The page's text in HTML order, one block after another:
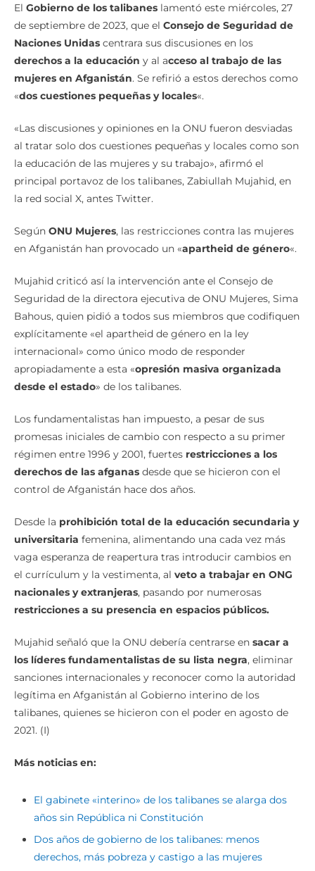
El Gobierno de los talibanes lamentó este miércoles, 27
de septiembre de 2023, que el Consejo de Seguridad de
Naciones Unidas centrara sus discusiones en los
derechos a la educación y al acceso al trabajo de las
mujeres en Afganistán. Se refirió a estos derechos como
«dos cuestiones pequeñas y locales«.
«Las discusiones y opiniones en la ONU fueron desviadas
al tratar solo dos cuestiones pequeñas y locales como son
la educación de las mujeres y su trabajo», afirmó el
principal portavoz de los talibanes, Zabiullah Mujahid, en
la red social X, antes Twitter.
Según ONU Mujeres, las restricciones contra las mujeres
en Afganistán han provocado un «apartheid de género«.
Mujahid criticó así la intervención ante el Consejo de
Seguridad de la directora ejecutiva de ONU Mujeres, Sima
Bahous, quien pidió a todos sus miembros que codifiquen
explícitamente «el apartheid de género en la ley
internacional» como único modo de responder
apropiadamente a esta «opresión masiva organizada
desde el estado» de los talibanes.
Los fundamentalistas han impuesto, a pesar de sus
promesas iniciales de cambio con respecto a su primer
régimen entre 1996 y 2001, fuertes restricciones a los
derechos de las afganas desde que se hicieron con el
control de Afganistán hace dos años.
Desde la prohibición total de la educación secundaria y
universitaria femenina, alimentando una cada vez más
vaga esperanza de reapertura tras introducir cambios en
el currículum y la vestimenta, al veto a trabajar en ONG
nacionales y extranjeras, pasando por numerosas
restricciones a su presencia en espacios públicos.
Mujahid señaló que la ONU debería centrarse en sacar a
los líderes fundamentalistas de su lista negra, eliminar
sanciones internacionales y reconocer como la autoridad
legítima en Afganistán al Gobierno interino de los
talibanes, quienes se hicieron con el poder en agosto de
2021. (I)
Más noticias en:
El gabinete «interino» de los talibanes se alarga dos
años sin República ni Constitución
Dos años de gobierno de los talibanes: menos
derechos, más pobreza y castigo a las mujeres